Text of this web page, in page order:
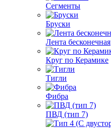
Сегменты
Бруски
Лента бесконечная
Круг по Керамике
Тигли
Фибра
ПВД (тип 7)